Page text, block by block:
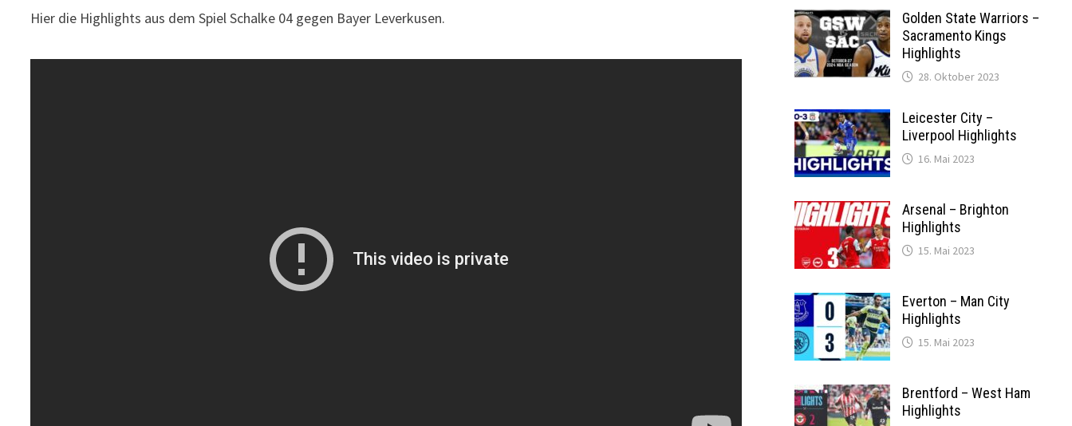
Hier die Highlights aus dem Spiel Schalke 04 gegen Bayer Leverkusen.
Golden State Warriors –
Sacramento Kings
Highlights
28. Oktober 2023
Leicester City –
Liverpool Highlights
16. Mai 2023
Arsenal – Brighton
Highlights
15. Mai 2023
Everton – Man City
Highlights
15. Mai 2023
Brentford – West Ham
Highlights